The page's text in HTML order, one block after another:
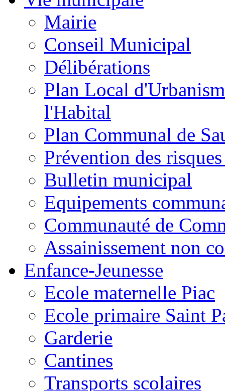
Mairie
Conseil Municipal
Délibérations
Plan Local
l'Habital
Plan Communal de
Prévention des
Bulletin municipal
Equipements
Communauté de
Assainissement non
Enfance-Jeunesse
Ecole maternelle Piac
Ecole primaire Saint
Garderie
Cantines
Transports scolaires